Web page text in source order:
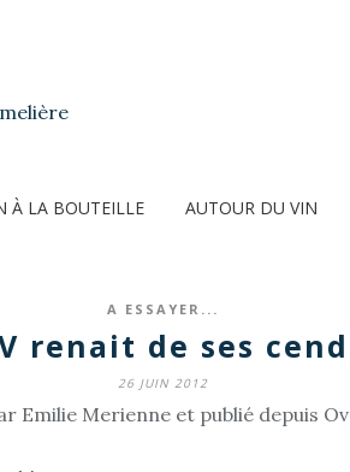
À LA BOUTEILLE AUTOUR DU VIN
A ESSAYER...
renait de ses
26 JUIN 2012
Emilie Merienne et publié depuis